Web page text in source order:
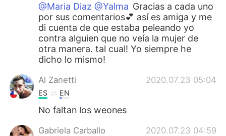
Português
@Maria Diaz @Yalma Gracias a cada uno
por sus comentarios💕 así es amiga y me
di cuenta de que estaba peleando yo
contra alguien que no veía la mujer de
otra manera. tal cual! Yo siempre he
dicho lo mismo!
Al Zanetti 2020.07.23 05:04
ES EN
No faltan los weones
Gabriela Carballo 2020.07.23 04:59